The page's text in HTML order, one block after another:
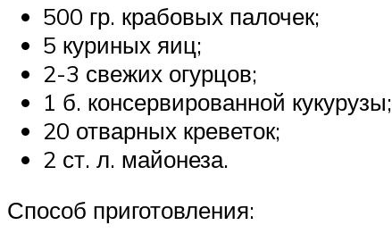
500 гр. крабовых палочек;
5 куриных яиц;
2-3 свежих огурцов;
1 б. консервированной кукурузы;
20 отварных креветок;
2 ст. л. майонеза.
Способ приготовления: